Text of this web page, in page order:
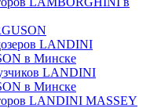
LANDINI
в Минске
LANDINI
в Минске
LANDINI MASSEY